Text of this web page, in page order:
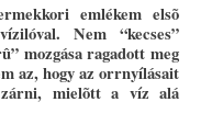
emlékem elsõ
Nem “kecses”
mozgása ragadott meg
az, hogy az orrnyílásait
zárni, mielõtt a víz alá